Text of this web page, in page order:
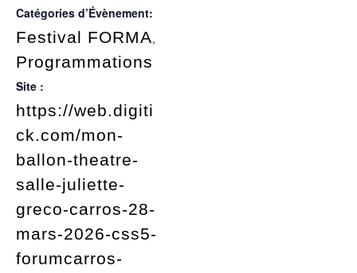
Catégories d’Évènement:
Festival FORMA,
Programmations
Site :
https://web.digiti
ck.com/mon-
ballon-theatre-
salle-juliette-
greco-carros-28-
mars-2026-css5-
forumcarros-